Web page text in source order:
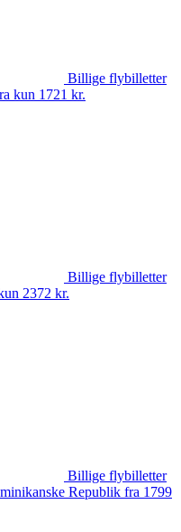
Billige flybilletter
kun 1721 kr.
Billige flybilletter
2372 kr.
Billige flybilletter
Republik fra 1799